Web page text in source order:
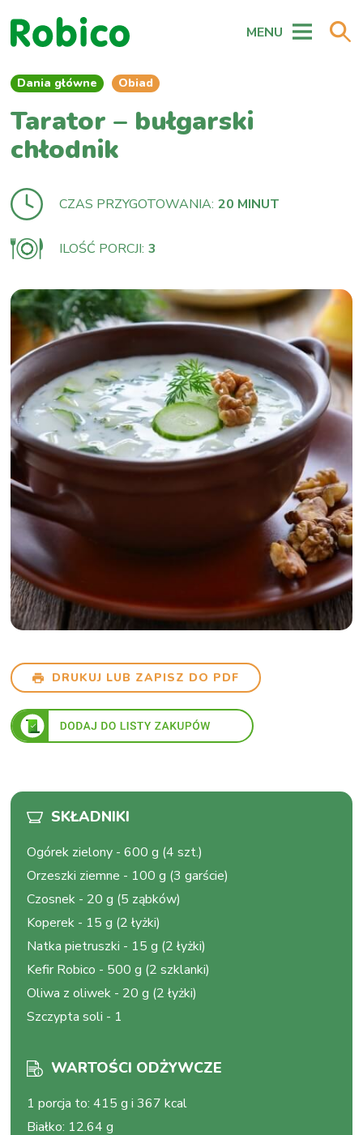
MENU
Dania główne Obiad
Tarator – bułgarski
chłodnik
CZAS PRZYGOTOWANIA: 20 MINUT
ILOŚĆ PORCJI: 3
DRUKUJ LUB ZAPISZ DO PDF
SKŁADNIKI
Ogórek zielony -600 g (4 szt.)
Orzeszki ziemne - 100 g (3 garście)
Czosnek - 20 g (5 ząbków)
Koperek - 15 g (2 łyżki)
Natka pietruszki - 15 g (2 łyżki)
Kefir Robico - 500 g (2 szklanki)
Oliwa z oliwek - 20 g (2 łyżki)
Szczypta soli - 1
WARTOŚCI ODŻYWCZE
1 porcja to:415 g i 367 kcal
Białko: 12.64 g